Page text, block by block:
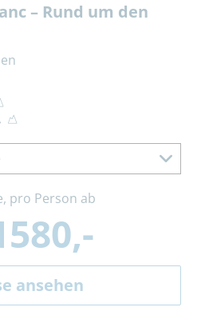
– Rund um den
pro Person ab
ansehen